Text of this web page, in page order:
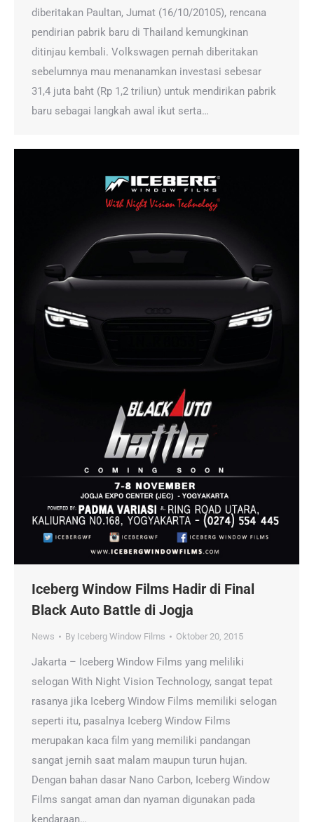
diberitakan Paultan, Jumat (16/10/20105), rencana
pendirian pabrik baru di Thailand kemungkinan
ditinjau kembali. Volkswagen pernah diberitakan
sebelumnya mau menanamkan investasi sebesar
31,4 juta baht (Rp 1,2 triliun) untuk mendirikan pabrik
baru sebagai langkah awal ikut serta…
Iceberg Window Films Hadir di Final
Black Auto Battle di Jogja
News By Iceberg Window Films Oktober 20, 2015
Jakarta – Iceberg Window Films yang meliliki
selogan With Night Vision Technology, sangat tepat
rasanya jika Iceberg Window Films memiliki selogan
seperti itu, pasalnya Iceberg Window Films
merupakan kaca film yang memiliki pandangan
sangat jernih saat malam maupun turun hujan.
Dengan bahan dasar Nano Carbon, Iceberg Window
Films sangat aman dan nyaman digunakan pada
kendaraan…